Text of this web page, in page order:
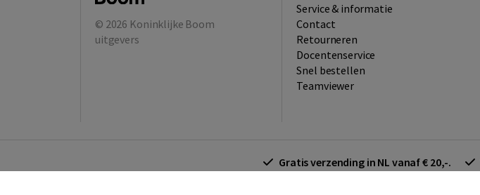
© 2026 Koninklijke Boom
uitgevers
Service & informatie
Contact
Retourneren
Docentenservice
Snel bestellen
Teamviewer
Gratis verzending in NL vanaf € 20,-.